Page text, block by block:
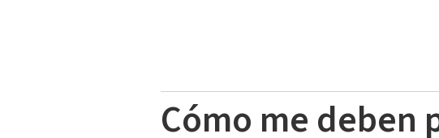
Cómo me deben